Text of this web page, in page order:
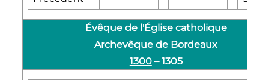
Évêque de l'Église catholique
Archevêque de Bordeaux
1300–1305